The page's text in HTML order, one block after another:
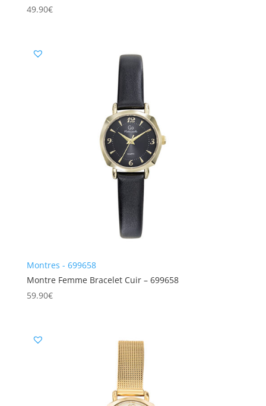
49.90€
Montres - 699658
Montre Femme Bracelet Cuir – 699658
59.90€